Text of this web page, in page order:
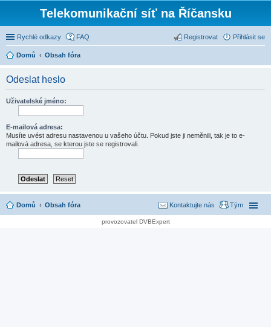
Telekomunikační síť na Říčansku
Rychlé odkazy FAQ Přihlásit se
Registrovat
Domů Obsah fóra
Odeslat heslo
Uživatelské jméno:
E-mailová adresa:
Musíte uvést adresu nastavenou u vašeho účtu. Pokud jste ji neměnili, tak je to e-
mailová adresa, se kterou jste se registrovali.
Domů Obsah fóra Tým
Kontaktujte nás
provozovatel DVBExpert